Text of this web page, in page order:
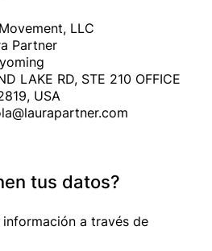
LLC
Partner
LAKE RD, STE 210 OFFICE
USA
tus datos?
a través de